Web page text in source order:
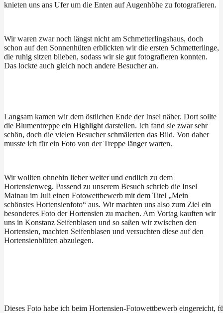
knieten uns ans Ufer um die Enten auf Augenhöhe zu fotografieren.
Wir waren zwar noch längst nicht am Schmetterlingshaus, doch
schon auf den Sonnenhüten erblickten wir die ersten Schmetterlinge,
die ruhig sitzen blieben, sodass wir sie gut fotografieren konnten.
Das lockte auch gleich noch andere Besucher an.
Langsam kamen wir dem östlichen Ende der Insel näher. Dort sollte
die Blumentreppe ein Highlight darstellen. Ich fand sie zwar sehr
schön, doch die vielen Besucher schmälerten das Bild. Von daher
musste ich für ein Foto von der Treppe länger warten.
Wir wollten ohnehin lieber weiter und endlich zu dem
Hortensienweg. Passend zu unserem Besuch schrieb die Insel
Mainau im Juli einen Fotowettbewerb mit dem Titel „Mein
schönstes Hortensienfoto“ aus. Wir machten uns also zum Ziel ein
besonderes Foto der Hortensien zu machen. Am Vortag kauften wir
uns in Konstanz Seifenblasen und so saßen wir zwischen den
Hortensien, machten Seifenblasen und versuchten diese auf den
Hortensienblüten abzulegen.
Dieses Foto habe ich beim Hortensien-Fotowettbewerb eingereicht,